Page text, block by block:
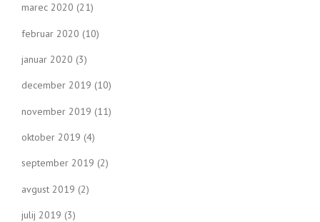
marec 2020 (21)
februar 2020 (10)
januar 2020 (3)
december 2019 (10)
november 2019 (11)
oktober 2019 (4)
september 2019 (2)
avgust 2019 (2)
julij 2019 (3)